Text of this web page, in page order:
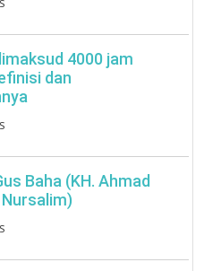
4000 jam
dan
Baha (KH. Ahmad